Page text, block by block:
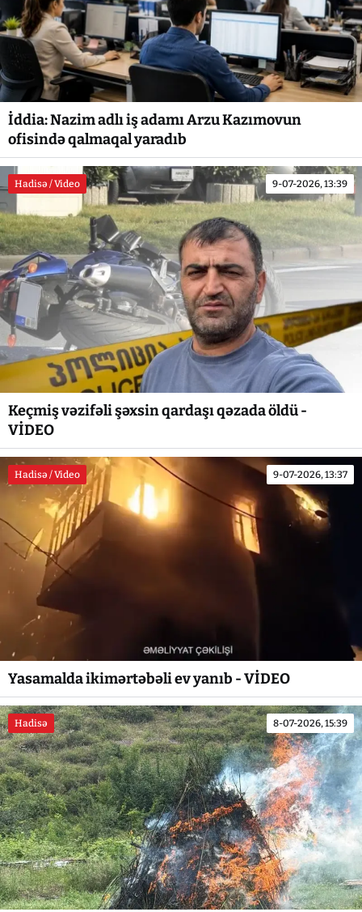
İddia: Nazim adlı iş adamı Arzu Kazımovun
ofisində qalmaqal yaradıb
Hadisə / Video 9-07-2026, 13:39
Keçmiş vəzifəli şəxsin qardaşı qəzada öldü -
VİDEO
Hadisə / Video 9-07-2026, 13:37
Yasamalda ikimərtəbəli ev yanıb - VİDEO
Hadisə 8-07-2026, 15:39